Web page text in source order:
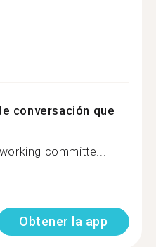
conversación que
committe...
Obtener la app